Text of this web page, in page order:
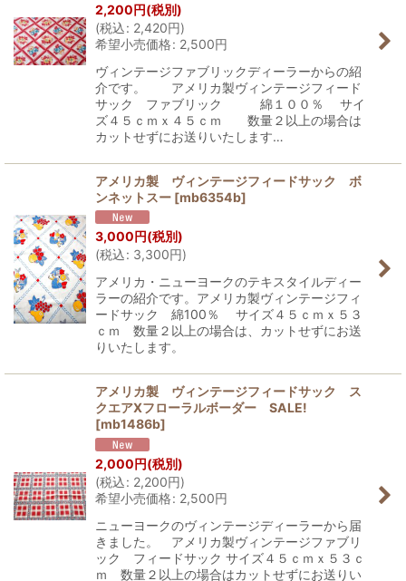
2,200円(税別)
(税込: 2,420円)
希望小売価格: 2,500円
ヴィンテージファブリックディーラーからの紹
介です。 アメリカ製ヴィンテージフィード
サック ファブリック 綿１００％ サイ
ズ４５ｃｍｘ４５ｃｍ 数量２以上の場合は
カットせずにお送りいたします…
アメリカ製 ヴィンテージフィードサック ボ
ンネットスー [mb6354b]
3,000 円(税別)
(税込: 3,300円)
アメリカ・ニューヨークのテキスタイルディー
ラーの紹介です。アメリカ製ヴィンテージフィ
ードサック 綿100％ サイズ４５ｃｍｘ５３
ｃｍ 数量２以上の場合は、カットせずにお送
りいたします。
アメリカ製 ヴィンテージフィードサック ス
クエアXフローラルボーダー SALE!
[mb1486b]
2,000円(税別)
(税込: 2,200円)
希望小売価格: 2,500円
ニューヨークのヴィンテージディーラーから届
きました。 アメリカ製ヴィンテージファブリ
ック フィードサック サイズ４５ｃｍｘ５３ｃ
ｍ 数量２以上の場合はカットせずにお送りい